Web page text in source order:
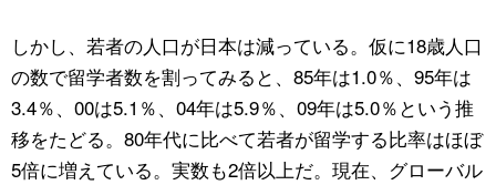
しかし、若者の人口が日本は減っている。仮に18歳人口
の数で留学者数を割ってみると、85年は1.0％、95年は
3.4％、00は5.1％、04年は5.9％、09年は5.0％という推
移をたどる。80年代に比べて若者が留学する比率はほぼ
5倍に増えている。実数も2倍以上だ。現在、グローバル